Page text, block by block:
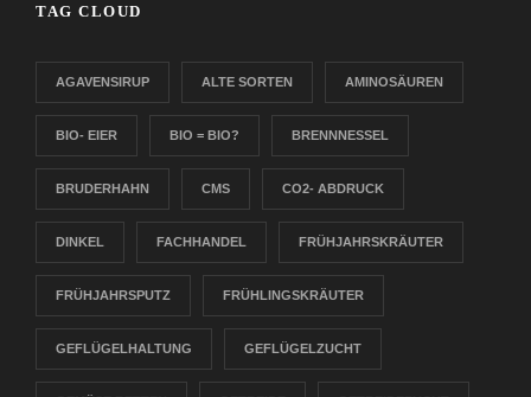
TAG CLOUD
AGAVENSIRUP ALTE SORTEN AMINOSÄUREN
BIO- EIER BIO = BIO? BRENNNESSEL
BRUDERHAHN CMS CO2- ABDRUCK
DINKEL FACHHANDEL FRÜHJAHRSKRÄUTER
FRÜHJAHRSPUTZ FRÜHLINGSKRÄUTER
GEFLÜGELHALTUNG GEFLÜGELZUCHT